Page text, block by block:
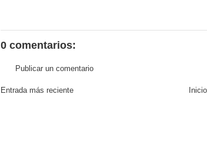
0 comentarios:
Publicar un comentario
Entrada más reciente Inicio